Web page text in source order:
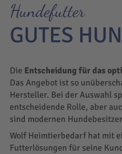
Hundefutter
GUTES
Die Entscheidung für das
Das Angebot ist so
Hersteller. Bei der Auswahl
entscheidende Rolle, aber
sind modernen
Wolf Heimtierbedarf hat mit
Futterlösungen für seine